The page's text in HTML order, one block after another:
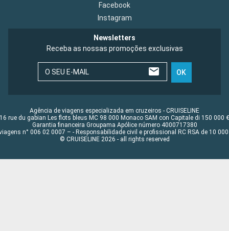
Facebook
Instagram
Newsletters
Receba as nossas promoções exclusivas
O SEU E-MAIL OK
Agência de viagens especializada em cruzeiros - CRUISELINE
16 rue du gabian Les flots bleus MC 98 000 Monaco SAM con Capitale di 150 000 €
Garantia financeira Groupama Apólice número 4000717380
n° 006 02 0007 – - Responsabilidade civil e profissional RC RSA de 10 000
© CRUISELINE 2026 - all rights reserved